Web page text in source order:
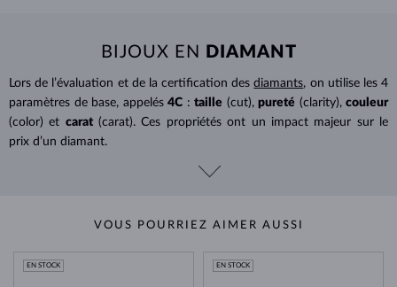
BIJOUX EN DIAMANT
Lors de l’évaluation et de la certification desdiamants, on utilise les 4
paramètres de base, appelés 4C : taille (cut), pureté (clarity), couleur
(color) et carat (carat). Ces propriétés ont un impact majeur sur le
prix d’un diamant.
VOUS POURRIEZ AIMER AUSSI
EN STOCK EN STOCK